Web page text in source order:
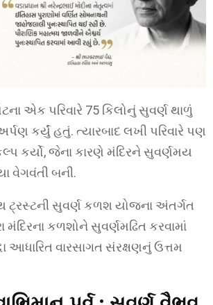
એક પરિવારે 75 કિલોનું સુવર્ણ થાળું
કર્યું હતું. ત્યારબાદ લખી પરિવારે પણ
કર્યો, જેના કારણે મંદિરને સુવર્ણમય
વેગવંતી બની.
સુવર્ણ કળશ યોજના અંતર્ગત
મંદિરના કળશોને સુવર્ણમઢિત કરવામાં
આધારિત વારસાગત સંરક્ષણનું ઉત્તમ